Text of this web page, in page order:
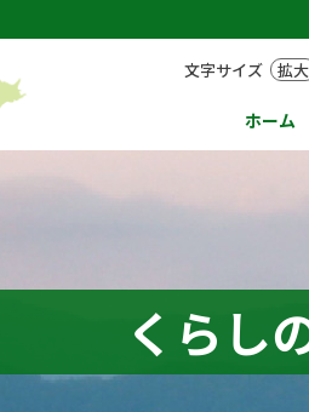
ホーム
文字サイズ 拡大
くらし